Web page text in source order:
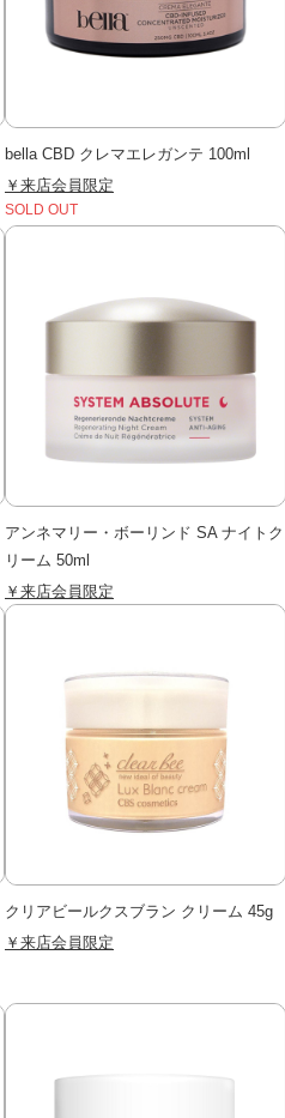
bella CBD クレマエレガンテ 100ml
￥来店会員限定
SOLD OUT
アンネマリー・ボーリンド SA ナイトク
リーム 50ml
￥来店会員限定
クリアビールクスブラン クリーム 45g
￥来店会員限定